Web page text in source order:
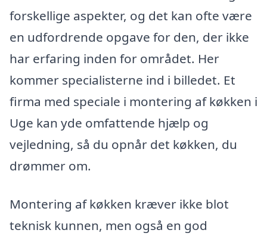
forskellige aspekter, og det kan ofte være
en udfordrende opgave for den, der ikke
har erfaring inden for området. Her
kommer specialisterne ind i billedet. Et
firma med speciale i montering af køkken i
Uge kan yde omfattende hjælp og
vejledning, så du opnår det køkken, du
drømmer om.
Montering af køkken kræver ikke blot
teknisk kunnen, men også en god